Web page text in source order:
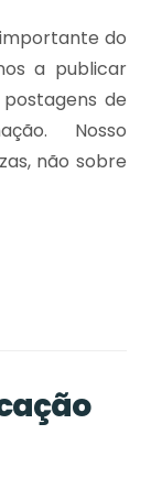
do
a publicar
de
Nosso
não sobre